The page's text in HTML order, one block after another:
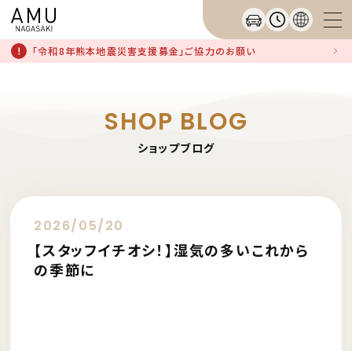
「令和8年熊本地震災害支援募金」ご協力のお願い
SHOP BLOG
ショップブログ
2026/05/20
【スタッフイチオシ！】湿気の多いこれから
の季節に